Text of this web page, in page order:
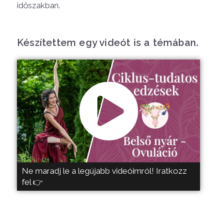
időszakban.
Készítettem egy videót is a témában.
Ne maradj le a legújabb videóimról! Iratkozz
fel 👉